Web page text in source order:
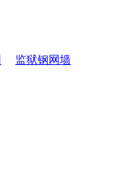
监狱钢网墙